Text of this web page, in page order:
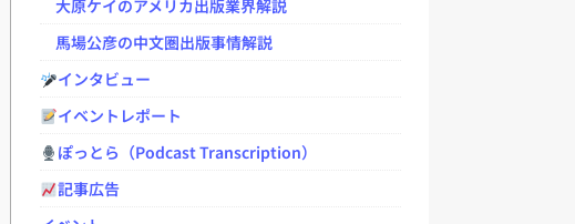
大原ケイのアメリカ出版業界解説
馬場公彦の中文圏出版事情解説
インタビュー
イベントレポート
ぽっとら（Podcast Transcription）
記事広告